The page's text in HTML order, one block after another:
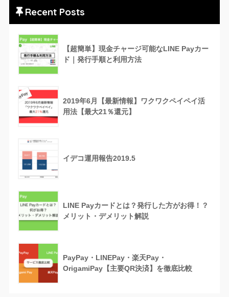
Recent Posts
【超簡単】現金チャージ可能なLINE Payカー
ド｜発行手順と利用方法
2019年6月【最新情報】ワクワクペイペイ活
用法【最大21％還元】
イデコ運用報告2019.5
LINE Payカードとは？発行した方がお得！？
メリット・デメリット解説
PayPay・LINEPay・楽天Pay・
OrigamiPay【主要QR決済】を徹底比較